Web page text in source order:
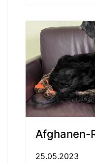
Afghanen-
25.05.2023